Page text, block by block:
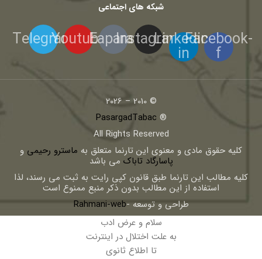
شبکه های اجتماعی
Facebook-
f
Linkedin-
in
Instagram
Eaparat
Youtube
Telegram
© 2010 – 2026
®
PasargadTabac
All Rights Reserved
كليه حقوق مادی و معنوی اين تارنما متعلق به ماسترو رحیمی و
پاسارگاد تاباک می باشد
کلیه مطالب این تارنما طبق قانون کپی رایت به ثبت می رسند، لذا
استفاده از این مطالب بدون ذکر منبع ممنوع است
طراحی و توسعه -Rahmani-web
سلام و عرض ادب
به علت اختلال در اینترنت
تا اطلاع ثانوی